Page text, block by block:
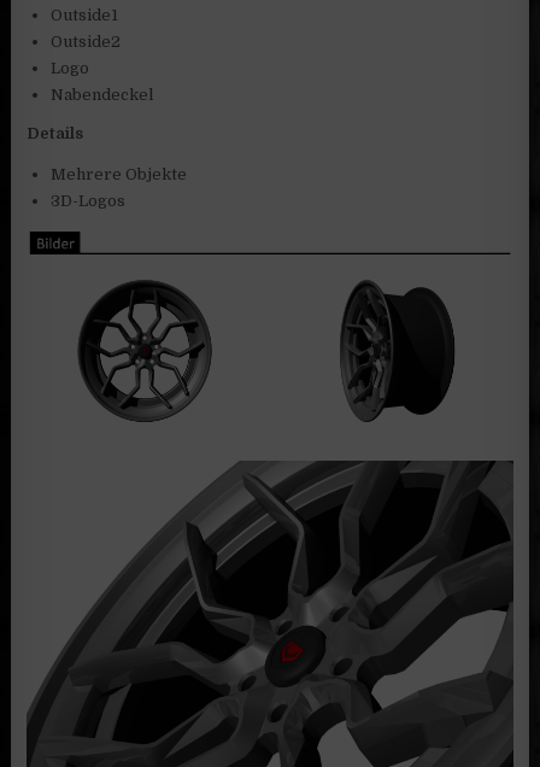
Outside1
Outside2
Logo
Nabendeckel
Details
Mehrere Objekte
3D-Logos